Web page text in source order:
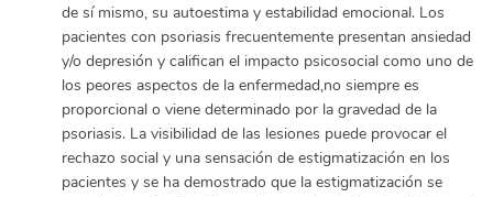
de sí mismo, su autoestima y estabilidad emocional. Los
pacientes con psoriasis frecuentemente presentan ansiedad
y/o depresión y califican el impacto psicosocial como uno de
los peores aspectos de la enfermedad,no siempre es
proporcional o viene determinado por la gravedad de la
psoriasis. La visibilidad de las lesiones puede provocar el
rechazo social y una sensación de estigmatización en los
pacientes y se ha demostrado que la estigmatización se